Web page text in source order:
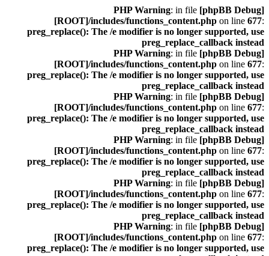
[phpBB Debug] PHP Warning
: in file
[ROOT]/includes/functions_content.php on line 677:
preg_replace(): The /e modifier is no longer supported, use
preg_replace_callback instead
[phpBB Debug] PHP Warning
: in file
[ROOT]/includes/functions_content.php on line 677:
preg_replace(): The /e modifier is no longer supported, use
preg_replace_callback instead
[phpBB Debug] PHP Warning
: in file
[ROOT]/includes/functions_content.php on line 677:
preg_replace(): The /e modifier is no longer supported, use
preg_replace_callback instead
[phpBB Debug] PHP Warning
: in file
[ROOT]/includes/functions_content.php on line 677:
preg_replace(): The /e modifier is no longer supported, use
preg_replace_callback instead
[phpBB Debug] PHP Warning
: in file
[ROOT]/includes/functions_content.php on line 677:
preg_replace(): The /e modifier is no longer supported, use
preg_replace_callback instead
[phpBB Debug] PHP Warning
: in file
[ROOT]/includes/functions_content.php on line 677:
preg_replace(): The /e modifier is no longer supported, use